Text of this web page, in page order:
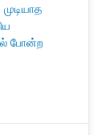
போன்ற